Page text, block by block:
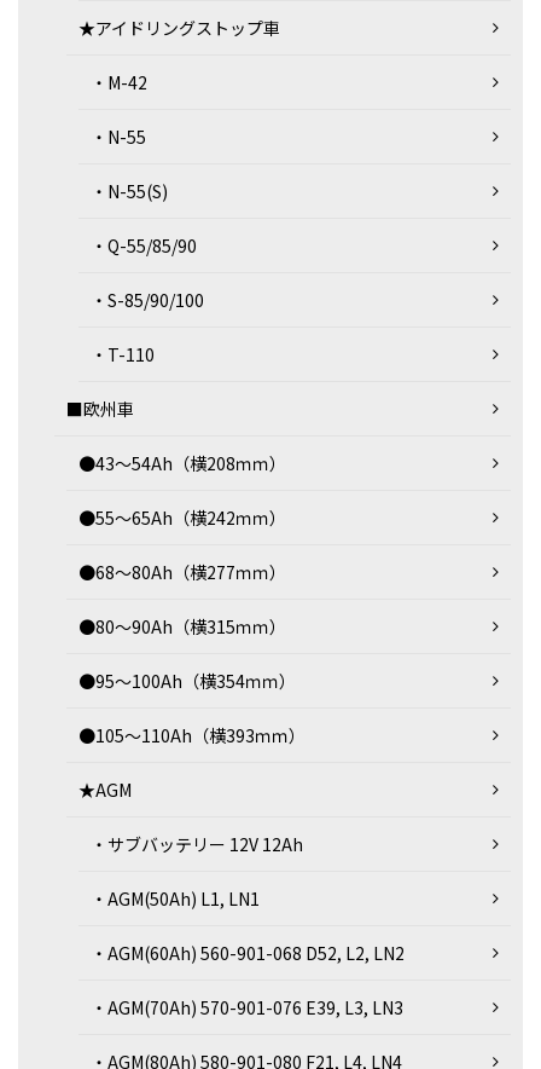
★アイドリングストップ車
・M-42
・N-55
・N-55(S)
・Q-55/85/90
・S-85/90/100
・T-110
■欧州車
●43～54Ah（横208ｍｍ）
●55～65Ah（横242ｍｍ）
●68～80Ah（横277ｍｍ）
●80～90Ah（横315ｍｍ）
●95～100Ah（横354ｍｍ）
●105～110Ah（横393ｍｍ）
★AGM
・サブバッテリー 12V 12Ah
・AGM(50Ah) L1, LN1
・AGM(60Ah) 560-901-068 D52, L2, LN2
・AGM(70Ah) 570-901-076 E39, L3, LN3
・AGM(80Ah) 580-901-080 F21, L4, LN4